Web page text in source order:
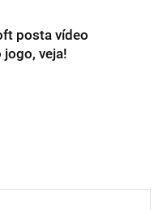
posta vídeo
jogo, veja!